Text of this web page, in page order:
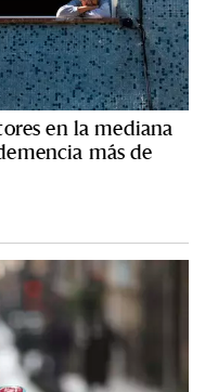
en la mediana
más de